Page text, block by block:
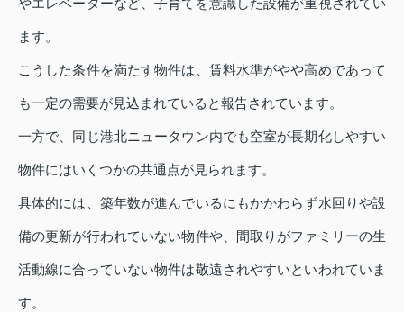
やエレベーターなど、子育てを意識した設備が重視されてい
ます。
こうした条件を満たす物件は、賃料水準がやや高めであって
も一定の需要が見込まれていると報告されています。
一方で、同じ港北ニュータウン内でも空室が長期化しやすい
物件にはいくつかの共通点が見られます。
具体的には、築年数が進んでいるにもかかわらず水回りや設
備の更新が行われていない物件や、間取りがファミリーの生
活動線に合っていない物件は敬遠されやすいといわれていま
す。